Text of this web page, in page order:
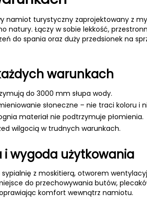
namiot turystyczny zaprojektowany z
natury. Łączy w sobie lekkość,
do spania oraz duży przedsionek na
warunkach
do 3000 mm słupa wody.
słoneczne – nie traci koloru i
materiał nie podtrzymuje płomienia.
wilgocią w trudnych warunkach.
i wygoda użytkowania
z moskitierą, otworem
do przechowywania butów,
komfort wewnątrz namiotu.